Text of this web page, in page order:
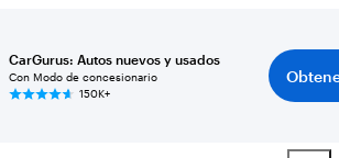
CarGurus: Autos nuevos y usados
Con Modo de concesionario
150K+